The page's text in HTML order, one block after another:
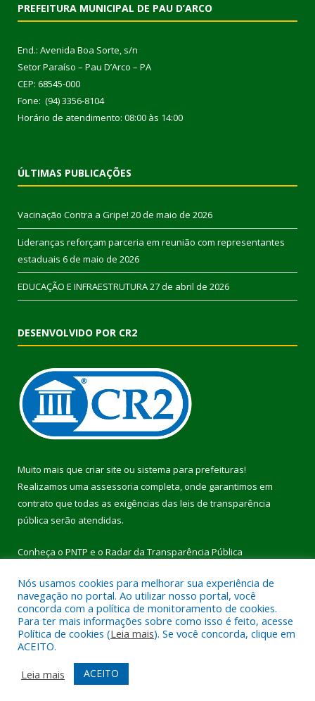
PREFEITURA MUNICIPAL DE PAU D’ARCO
End.: Avenida Boa Sorte, s/n
Setor Paraíso – Pau D’Arco – PA
CEP: 68545-000
Fone: (94) 3356-8104
Horário de atendimento: 08:00 às 14:00
ÚLTIMAS PUBLICAÇÕES
Vacinação Contra a Gripe! 20 de maio de 2026
Lideranças reforçam parceria em reunião com representantes
estaduais 6 de maio de 2026
EDUCAÇÃO E INFRAESTRUTURA27 de abril de 2026
DESENVOLVIDO POR CR2
Muito mais que criar site ou sistema para prefeituras!
Realizamos uma assessoria completa, onde garantimos em
contrato que todas as exigências das leis de transparência
pública serão atendidas.
Conheça o PNTP e o Radar da Transparência Pública
Todos os direitos reservados a Prefeitura Municipal de Pau
D’Arco.
Mapa do Site
Acessar Área Administrativa
Acessar Webmail
Nós usamos cookies para melhorar sua experiência de
navegação no portal. Ao utilizar nosso portal, você
concorda com a política de monitoramento de cookies.
Para ter mais informações sobre como isso é feito, acesse
Política de cookies (Leia mais). Se você concorda, clique em
ACEITO.
Leia mais
ACEITO